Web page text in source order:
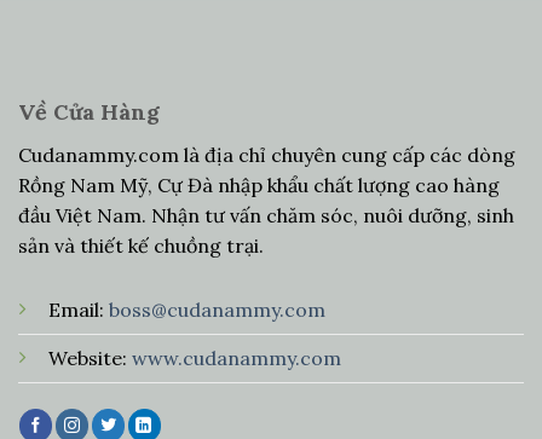
Về Cửa Hàng
Cudanammy.com là địa chỉ chuyên cung cấp các dòng
Rồng Nam Mỹ, Cự Đà nhập khẩu chất lượng cao hàng
đầu Việt Nam. Nhận tư vấn chăm sóc, nuôi dưỡng, sinh
sản và thiết kế chuồng trại.
Email: boss@cudanammy.com
Website: www.cudanammy.com